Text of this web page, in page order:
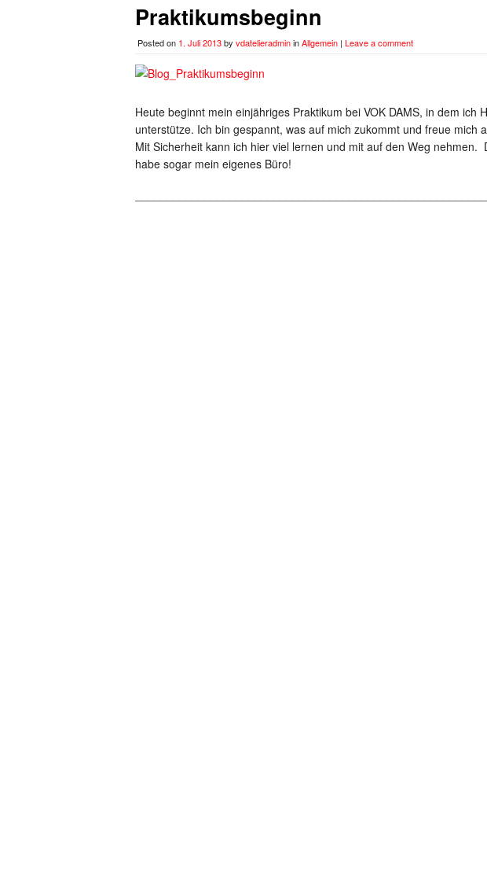
Praktikumsbeginn
Posted on 1. Juli 2013by vdatelieradmininAllgemein | Leave a comment
Heute beginnt mein einjähriges Praktikum bei VOK DAMS, in dem ich
unterstütze. Ich bin gespannt, was auf mich zukommt und freue mich
Mit Sicherheit kann ich hier viel lernen und mit auf den Weg nehmen.
habe sogar mein eigenes Büro!